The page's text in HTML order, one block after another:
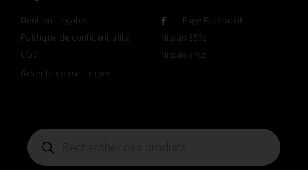
Mentions légales
Politique de confidentialité
CGV
Gérer le consentement
Page Facebook
Nissan 350z
Nissan 370z